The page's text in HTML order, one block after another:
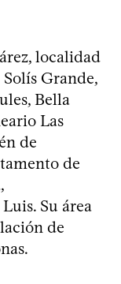
localidad
Grande,
Bella
Las
de
de
Su área
de